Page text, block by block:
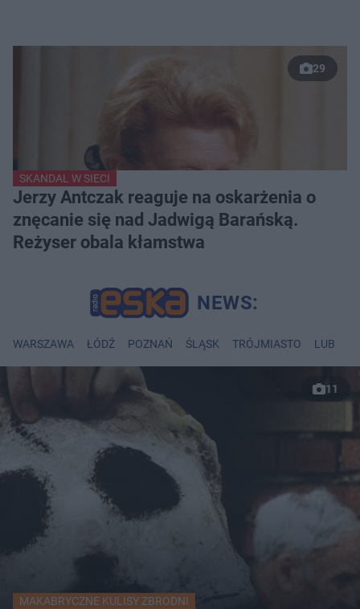
29
SKANDAL W SIECI
Jerzy Antczak reaguje na oskarżenia o
znęcanie się nad Jadwigą Barańską.
Reżyser obala kłamstwa
WARSZAWA ŁÓDŹ POZNAŃ ŚLĄSK TRÓJMIASTO LUBLIN
11
MAKABRYCZNE KULISY ZBRODNI